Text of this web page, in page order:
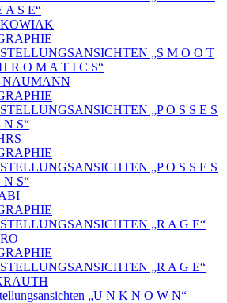
A S E“
„S M O O T
R O M A T I C S“
NAUMANN
„P O S S E S
N S“
„P O S S E S
N S“
„R A G E“
„R A G E“
„U N K N O W N“